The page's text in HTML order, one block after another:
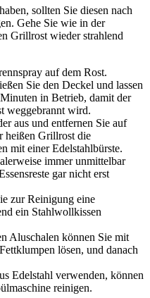
sollten Sie diesen nach
Gehe Sie wie in der
Grillrost wieder strahlend
auf dem Rost.
Sie den Deckel und lassen
in Betrieb, damit der
weggebrannt wird.
aus und entfernen Sie auf
heißen Grillrost die
mit einer Edelstahlbürste.
immer unmittelbar
gar nicht erst
zur Reinigung eine
ein Stahlwollkissen
Aluschalen können Sie mit
lösen, und danach
Edelstahl verwenden, können
reinigen.